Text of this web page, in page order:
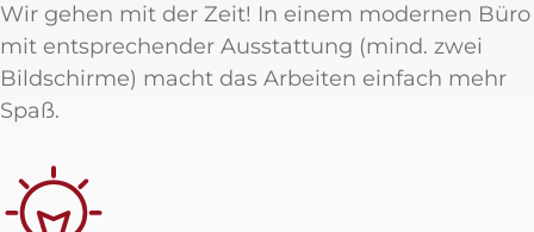
Wir gehen mit der Zeit! In einem modernen Büro
mit entsprechender Ausstattung (mind. zwei
Bildschirme) macht das Arbeiten einfach mehr
Spaß.